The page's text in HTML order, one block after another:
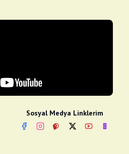
Sosyal Medya Linklerim
FacebookInstagram
PinterestTwitterYouTube